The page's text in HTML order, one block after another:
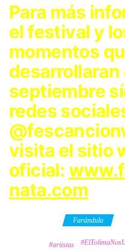
Para más
el festival y
momentos
desarrollaran
septiembre
redes
visita el sitio
oficial:
nata.com
Farándula
#artistas